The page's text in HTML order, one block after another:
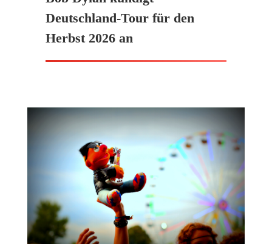
Deutschland-Tour für den
Herbst 2026 an